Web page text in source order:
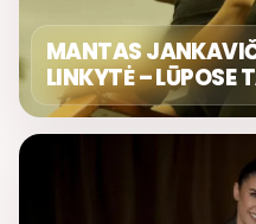
MANTAS
LINKYTĖ – LŪPOSE